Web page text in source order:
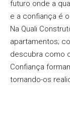
futuro onde a
e a confiança é
Na Quali
apartamentos;
descubra como
Confiança
tornando-os